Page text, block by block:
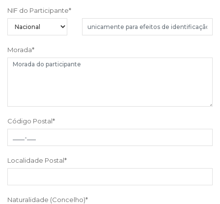
NIF do Participante*
Morada*
Código Postal*
Localidade Postal*
Naturalidade (Concelho)*